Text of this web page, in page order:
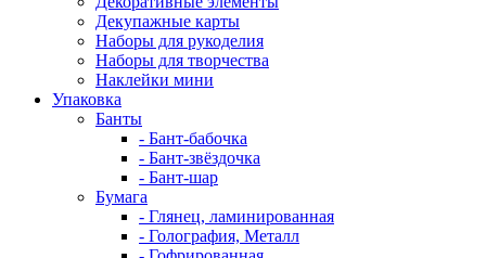
Декупажные карты
Наборы для рукоделия
Наборы для творчества
Наклейки мини
Упаковка
Банты
- Бант-бабочка
- Бант-звёздочка
- Бант-шар
Бумага
- Глянец, ламинированная
- Голография, Металл